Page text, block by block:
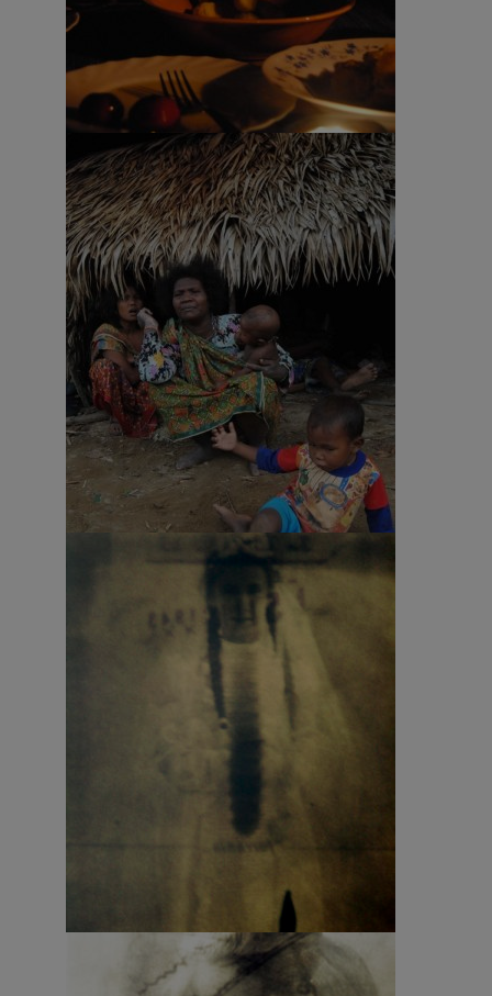
Fotografia – Abele Malpiedi 3
Fotografia – Abele Malpiedi 4
Fotografia – Alessandra Calò 1